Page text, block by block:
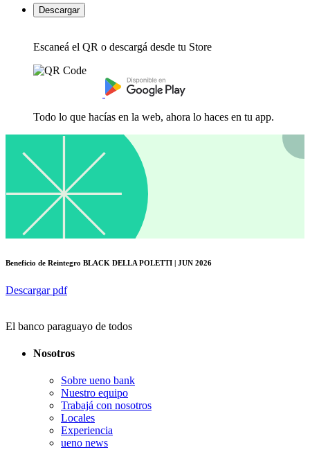
Descargar
Escaneá el QR o descargá desde tu Store
Todo lo que hacías en la web, ahora lo haces en tu app.
Beneficio de Reintegro BLACK DELLA POLETTI | JUN 2026
Descargar pdf
El banco paraguayo de todos
Nosotros
Sobre ueno bank
Nuestro equipo
Trabajá con nosotros
Locales
Experiencia
ueno news